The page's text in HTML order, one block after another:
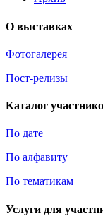
О выставках
Фотогалерея
Пост-релизы
Каталог
По дате
По алфавиту
По тематикам
Услуги для